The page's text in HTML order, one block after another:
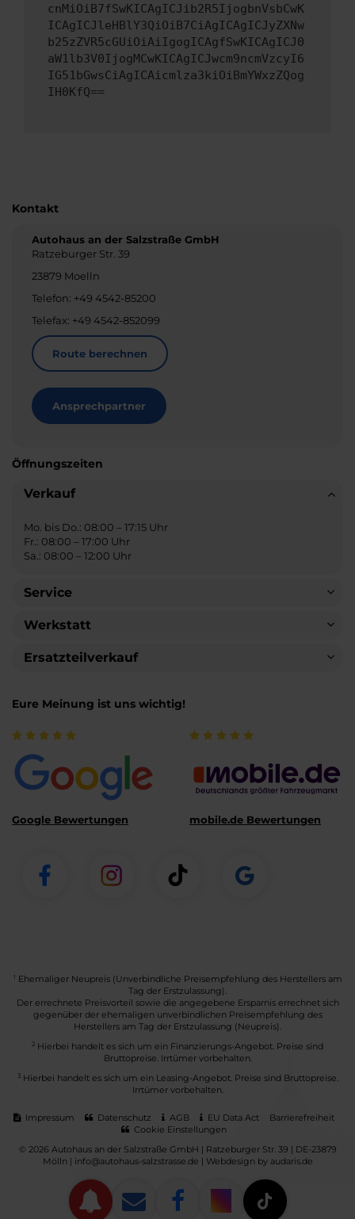
cnMiOiB7fSwKICAgICJib2R5IjogbnVsbCwK
ICAgICJleHBlY3QiOiB7CiAgICAgICJyZXNw
b25zZVR5cGUiOiAiIgogICAgfSwKICAgICJ0
aW1lb3V0IjogMCwKICAgICJwcm9ncmVzcyI6
IG51bGwsCiAgICAicmlza3kiOiBmYWxzZQog
IH0KfQ==
Kontakt
Autohaus an der Salzstraße GmbH
Ratzeburger Str. 39
23879 Moelln
Telefon: +49 4542-85200
Telefax: +49 4542-852099
Route berechnen
Ansprechpartner
Öffnungszeiten
Verkauf
Mo. bis Do.: 08:00 – 17:15 Uhr
Fr.: 08:00 – 17:00 Uhr
Sa.: 08:00 – 12:00 Uhr
Service
Werkstatt
Ersatzteilverkauf
Eure Meinung ist uns wichtig!
Google Bewertungen mobile.de Bewertungen
1 Ehemaliger Neupreis (Unverbindliche Preisempfehlung des Herstellers am
Tag der Erstzulassung).
Der errechnete Preisvorteil sowie die angegebene Ersparnis errechnet sich
gegenüber der ehemaligen unverbindlichen Preisempfehlung des
Herstellers am Tag der Erstzulassung (Neupreis).
2 Hierbei handelt es sich um ein Finanzierungs-Angebot. Preise sind
Bruttopreise. Irrtümer vorbehalten.
3 Hierbei handelt es sich um ein Leasing-Angebot. Preise sind Bruttopreise.
Irrtümer vorbehalten.
Impressum Datenschutz AGB EU Data Act
Barrierefreiheit
Cookie Einstellungen
© 2026 Autohaus an der Salzstraße GmbH | Ratzeburger Str. 39 | DE-23879
Mölln | info@autohaus-salzstrasse.de | Webdesign by audaris.de